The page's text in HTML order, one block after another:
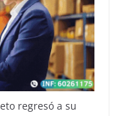
regresó a su